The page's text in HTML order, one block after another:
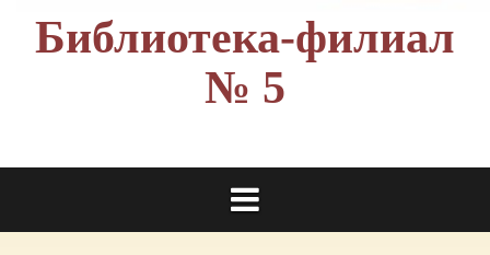
Библиотека-филиал
№ 5